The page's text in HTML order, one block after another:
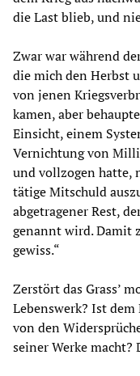
die Last blieb, und
Zwar war während
die mich den Herbst
von jenen
kamen, aber
Einsicht, einem
Vernichtung von
und vollzogen hatte,
tätige Mitschuld
abgetragener Rest,
genannt wird. Damit
gewiss.“
Zerstört das Grass’
Lebenswerk? Ist
von den
seiner Werke